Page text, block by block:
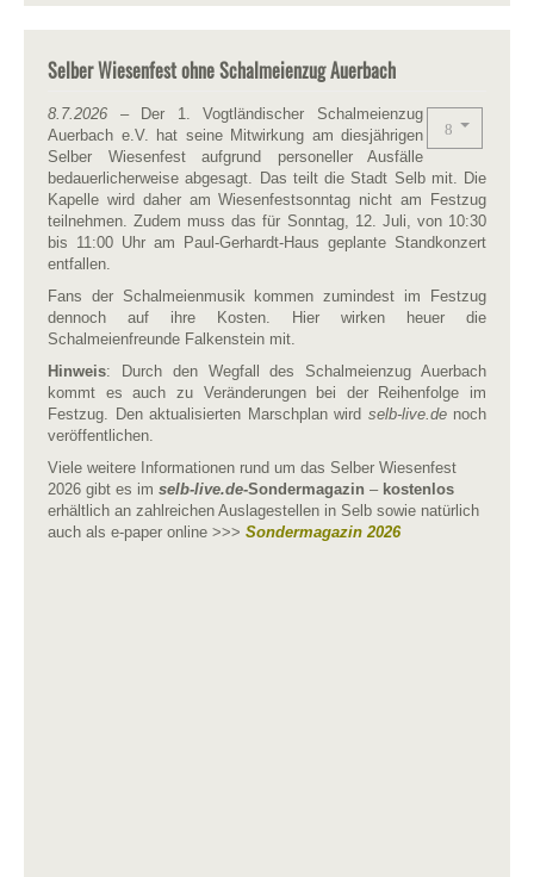
Selber Wiesenfest ohne Schalmeienzug Auerbach
8.7.2026 – Der 1. Vogtländischer Schalmeienzug
Auerbach e.V. hat seine Mitwirkung am diesjährigen
Selber Wiesenfest aufgrund personeller Ausfälle
bedauerlicherweise abgesagt. Das teilt die Stadt Selb mit. Die
Kapelle wird daher am Wiesenfestsonntag nicht am Festzug
teilnehmen. Zudem muss das für Sonntag, 12. Juli, von 10:30
bis 11:00 Uhr am Paul-Gerhardt-Haus geplante Standkonzert
entfallen.
Fans der Schalmeienmusik kommen zumindest im Festzug
dennoch auf ihre Kosten. Hier wirken heuer die
Schalmeienfreunde Falkenstein mit.
Hinweis: Durch den Wegfall des Schalmeienzug Auerbach
kommt es auch zu Veränderungen bei der Reihenfolge im
Festzug. Den aktualisierten Marschplan wird selb-live.denoch
veröffentlichen.
Viele weitere Informationen rund um das Selber Wiesenfest
2026 gibt es im selb-live.de-Sondermagazin – kostenlos
erhältlich an zahlreichen Auslagestellen in Selb sowie natürlich
auch als e-paper online >>> Sondermagazin 2026